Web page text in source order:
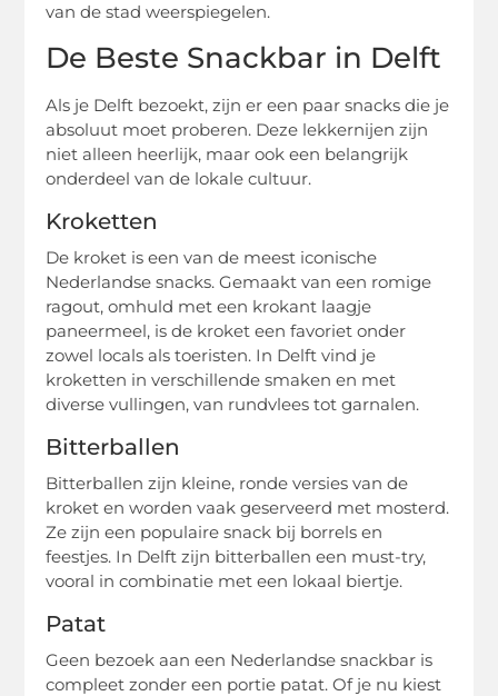
van de stad weerspiegelen.
De Beste Snackbar in Delft
Als je Delft bezoekt, zijn er een paar snacks die je
absoluut moet proberen. Deze lekkernijen zijn
niet alleen heerlijk, maar ook een belangrijk
onderdeel van de lokale cultuur.
Kroketten
De kroket is een van de meest iconische
Nederlandse snacks. Gemaakt van een romige
ragout, omhuld met een krokant laagje
paneermeel, is de kroket een favoriet onder
zowel locals als toeristen. In Delft vind je
kroketten in verschillende smaken en met
diverse vullingen, van rundvlees tot garnalen.
Bitterballen
Bitterballen zijn kleine, ronde versies van de
kroket en worden vaak geserveerd met mosterd.
Ze zijn een populaire snack bij borrels en
feestjes. In Delft zijn bitterballen een must-try,
vooral in combinatie met een lokaal biertje.
Patat
Geen bezoek aan een Nederlandse snackbar is
compleet zonder een portie patat. Of je nu kiest